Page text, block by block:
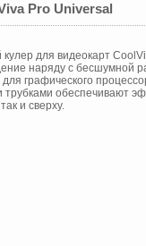
Pro Universal
для видеокарт
наряду с бесшумной
графического
обеспечивают
и сверху.